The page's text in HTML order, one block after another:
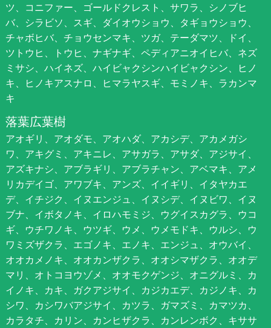
ツ、コニファー、ゴールドクレスト、サワラ、シノブヒ
バ、シラビソ、スギ、ダイオウショウ、タギョウショウ、
チャボヒバ、チョウセンマキ、ツガ、テーダマツ、ドイ、
ツトウヒ、トウヒ、ナギナギ、ペディアニオイヒバ、ネズ
ミサシ、ハイネズ、ハイビャクシンハイビャクシン、ヒノ
キ、ヒノキアスナロ、ヒマラヤスギ、モミノキ、ラカンマ
キ
落葉広葉樹
アオギリ、アオダモ、アオハダ、アカシデ、アカメガシ
ワ、アキグミ、アキニレ、アサガラ、アサダ、アジサイ、
アズキナシ、アブラギリ、アブラチャン、アベマキ、アメ
リカデイゴ、アワブキ、アンズ、イイギリ、イタヤカエ
デ、イチジク、イヌエンジュ、イヌシデ、イヌビワ、イヌ
ブナ、イボタノキ、イロハモミジ、ウグイスカグラ、ウコ
ギ、ウチワノキ、ウツギ、ウメ、ウメモドキ、ウルシ、ウ
ワミズザクラ、エゴノキ、エノキ、エンジュ、オウバイ、
オオカメノキ、オオカンザクラ、オオシマザクラ、オオデ
マリ、オトコヨウゾメ、オオモクゲンジ、オニグルミ、カ
イノキ、カキ、ガクアジサイ、カジカエデ、カジノキ、カ
シワ、カシワバアジサイ、カツラ、ガマズミ、カマツカ、
カラタチ、カリン、カンヒザクラ、カンレンボク、キササ